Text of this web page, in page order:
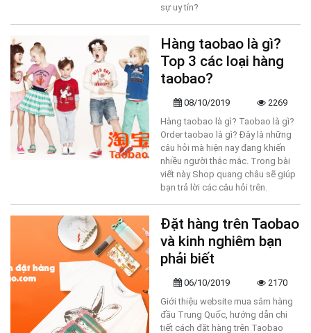
sự uy tín?
Hàng taobao là gì?
Top 3 các loại hàng
taobao?
08/10/2019
2269
Hàng taobao là gì? Taobao là gì?
Order taobao là gì? Đây là những
câu hỏi mà hiện nay đang khiến
nhiều người thắc mắc. Trong bài
viết này Shop quang châu sẽ giúp
bạn trả lời các câu hỏi trên.
Đặt hàng trên Taobao
và kinh nghiêm bạn
phải biết
06/10/2019
2170
Giới thiệu website mua sắm hàng
đầu Trung Quốc, hướng dẫn chi
tiết cách đặt hàng trên Taobao